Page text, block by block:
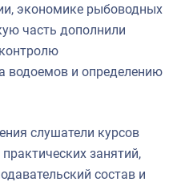
экономике рыбоводных
часть дополнили
водоемов и определению
слушатели курсов
занятий,
состав и